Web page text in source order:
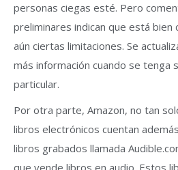
personas ciegas esté. Pero
preliminares indican que está
aún ciertas limitaciones. Se
más información cuando se tenga
particular.
Por otra parte, Amazon, no tan
libros electrónicos cuentan
libros grabados llamada
que vende libros en audio. Estos